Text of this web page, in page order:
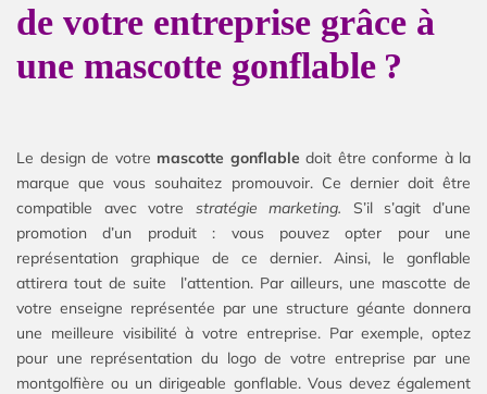
de votre entreprise grâce à
une mascotte gonflable ?
Le design de votre mascotte gonflable doit être conforme à la
marque que vous souhaitez promouvoir. Ce dernier doit être
compatible avec votre stratégie marketing. S’il s’agit d’une
promotion d’un produit : vous pouvez opter pour une
représentation graphique de ce dernier. Ainsi, le gonflable
attirera tout de suite l’attention. Par ailleurs, une mascotte de
votre enseigne représentée par une structure géante donnera
une meilleure visibilité à votre entreprise. Par exemple, optez
pour une représentation du logo de votre entreprise par une
montgolfière ou un dirigeable gonflable. Vous devez également